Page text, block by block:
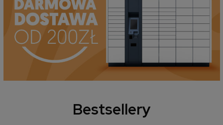
Bestsellery